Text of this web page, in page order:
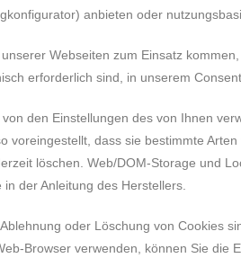
anbieten oder
Webseiten zum Einsatz
erforderlich sind, in unserem
den Einstellungen des von Ihnen
voreingestellt, dass sie bestimmte
löschen. Web/DOM-Storage und
der Anleitung des Herstellers.
oder Löschung von Cookies
Browser verwenden, können Sie die